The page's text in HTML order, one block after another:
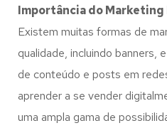
Importância do
Existem muitas formas de
qualidade, incluindo banners,
de conteúdo e posts em
aprender a se vender
uma ampla gama de